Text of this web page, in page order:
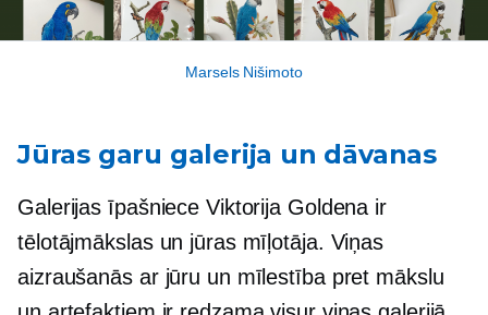
Marsels Nišimoto
Jūras garu galerija un dāvanas
Galerijas īpašniece Viktorija Goldena ir
tēlotājmākslas un jūras mīļotāja. Viņas
aizraušanās ar jūru un mīlestība pret mākslu